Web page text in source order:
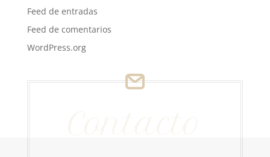
Feed de entradas
Feed de comentarios
WordPress.org
Contacto